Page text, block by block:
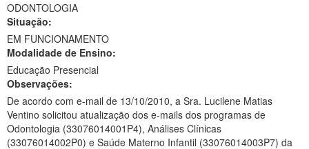
Ministério do Meio Ambiente
Ministério do Turismo
Ministério do Desenvolvimento Regional
Ministério da Mulher, da Família e dos Direitos Humanos
ODONTOLOGIA
Situação:
EM FUNCIONAMENTO
Modalidade de Ensino:
Educação Presencial
Observações:
De acordo com e-mail de 13/10/2010, a Sra. Lucilene Matias
Ventino solicitou atualização dos e-mails dos programas de
Odontologia (33076014001P4), Análises Clínicas
(33076014002P0) e Saúde Materno Infantil (33076014003P7) da